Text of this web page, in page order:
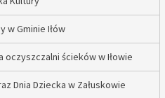
w Gminie Iłów
oczyszczalni ścieków w Iłowie
Dnia Dziecka w Załuskowie